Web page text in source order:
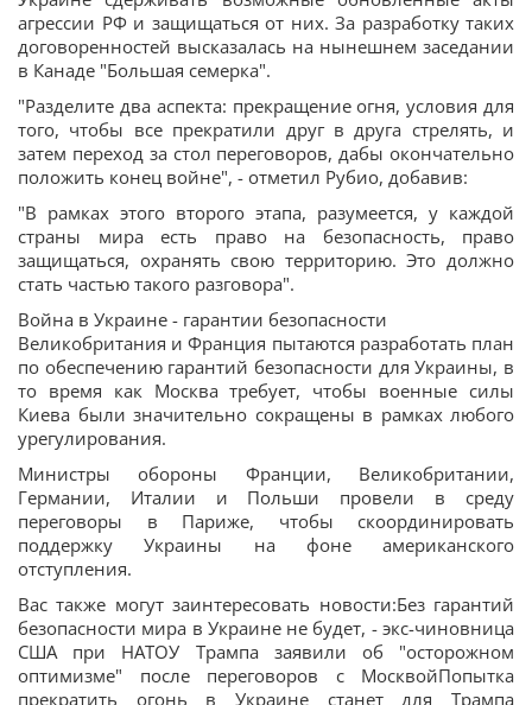
агрессии РФ и защищаться от них. За разработку таких
договоренностей высказалась на нынешнем заседании
в Канаде "Большая семерка".
"Разделите два аспекта: прекращение огня, условия для
того, чтобы все прекратили друг в друга стрелять, и
затем переход за стол переговоров, дабы окончательно
положить конец войне", - отметил Рубио, добавив:
"В рамках этого второго этапа, разумеется, у каждой
страны мира есть право на безопасность, право
защищаться, охранять свою территорию. Это должно
стать частью такого разговора".
Война в Украине - гарантии безопасности
Великобритания и Франция пытаются разработать план
по обеспечению гарантий безопасности для Украины, в
то время как Москва требует, чтобы военные силы
Киева были значительно сокращены в рамках любого
урегулирования.
Министры обороны Франции, Великобритании,
Германии, Италии и Польши провели в среду
переговоры в Париже, чтобы скоординировать
поддержку Украины на фоне американского
отступления.
Вас также могут заинтересовать новости:Без гарантий
безопасности мира в Украине не будет, - экс-чиновница
США при НАТОУ Трампа заявили об "осторожном
оптимизме" после переговоров с МосквойПопытка
прекратить огонь в Украине станет для Трампа